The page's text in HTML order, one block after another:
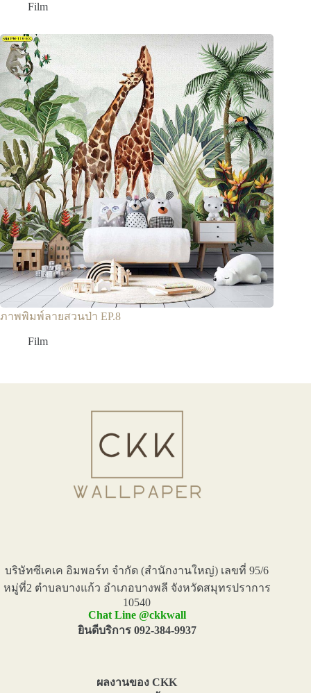
Film
ภาพพิมพ์ลายสวนป่า EP.8
Film
บริษัทซีเคเค อิมพอร์ท จำกัด (สำนักงานใหญ่) เลขที่ 95/6
หมู่ที่2 ตำบลบางแก้ว อำเภอบางพลี จังหวัดสมุทรปราการ
10540
Chat Line @ckkwall
ยินดีบริการ 092-384-9937
ผลงานของ CKK